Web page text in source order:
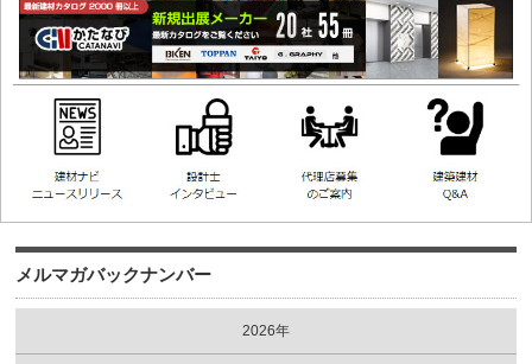
メルマガバックナンバー
2026年